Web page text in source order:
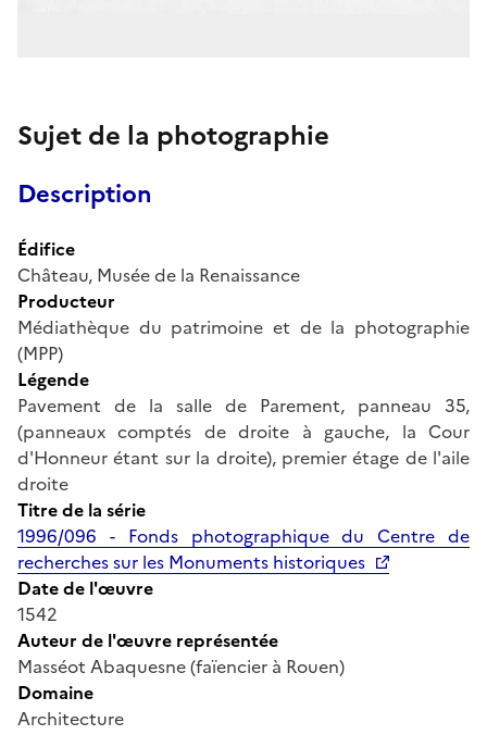
Sujet de la photographie
Description
Édifice
Château, Musée de la Renaissance
Producteur
Médiathèque du patrimoine et de la photographie
(MPP)
Légende
Pavement de la salle de Parement, panneau 35,
(panneaux comptés de droite à gauche, la Cour
d'Honneur étant sur la droite), premier étage de l'aile
droite
Titre de la série
1996/096 - Fonds photographique du Centre de
recherches sur les Monuments historiques
Date de l'œuvre
1542
Auteur de l'œuvre représentée
Masséot Abaquesne (faïencier à Rouen)
Domaine
Architecture